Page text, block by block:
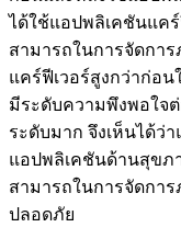
ได้ใช้แอปพลิเคชันแค
สามารถในการจัดกา
แคร์ฟีเวอร์สูงกว่าก่อ
มีระดับความพึงพอใจ
ระดับมาก จึงเห็นได้ว่
แอปพลิเคชันด้านสุขภ
สามารถในการจัดการ
ปลอดภัย